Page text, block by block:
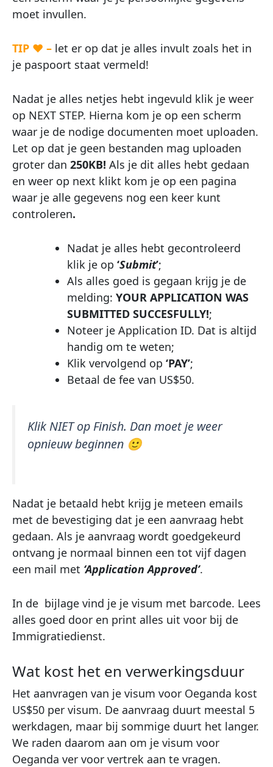
moet invullen.
TIP ♥ – let er op dat je alles invult zoals het in
je paspoort staat vermeld!
Nadat je alles netjes hebt ingevuld klik je weer
op NEXT STEP. Hierna kom je op een scherm
waar je de nodige documenten moet uploaden.
Let op dat je geen bestanden mag uploaden
groter dan 250KB! Als je dit alles hebt gedaan
en weer op next klikt kom je op een pagina
waar je alle gegevens nog een keer kunt
controleren.
Nadat je alles hebt gecontroleerd
klik je op ‘Submit’;
Als alles goed is gegaan krijg je de
melding: YOUR APPLICATION WAS
SUBMITTED SUCCESFULLY!;
Noteer je Application ID. Dat is altijd
handig om te weten;
Klik vervolgend op ‘PAY’;
Betaal de fee van US$50.
Klik NIET op Finish. Dan moet je weer
opnieuw beginnen 🙂
Nadat je betaald hebt krijg je meteen emails
met de bevestiging dat je een aanvraag hebt
gedaan. Als je aanvraag wordt goedgekeurd
ontvang je normaal binnen een tot vijf dagen
een mail met ‘Application Approved’.
In de bijlage vind je je visum met barcode. Lees
alles goed door en print alles uit voor bij de
Immigratiedienst.
Wat kost het en verwerkingsduur
Het aanvragen van je visum voor Oeganda kost
US$50 per visum. De aanvraag duurt meestal 5
werkdagen, maar bij sommige duurt het langer.
We raden daarom aan om je visum voor
Oeganda ver voor vertrek aan te vragen.